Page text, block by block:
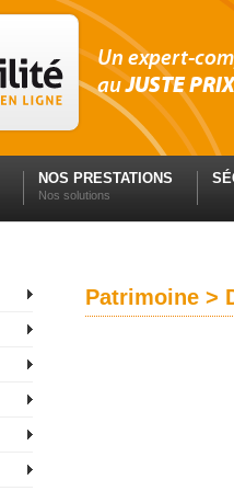
Un expert-
auJUSTE PRIX
NOS PRESTATIONS
Nos solutions
Patrimoine >